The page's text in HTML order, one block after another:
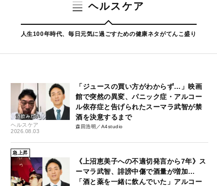
ヘルスケア
人生100年時代、毎日元気に過ごすための健康ネタがてんこ盛り
ヘルスケア
2026.08.03
「ジュースの買い方がわからず…」映画
館で突然の異変、パニック症・アルコー
ル依存症と告げられたスーマラ武智が禁
酒を決意するまで
森田浩明／A4studio
急上昇
《上沼恵美子への不適切発言から7年》ス
ーマラ武智、誹謗中傷で酒量が増加…
「酒と薬を一緒に飲んでいた」アルコー